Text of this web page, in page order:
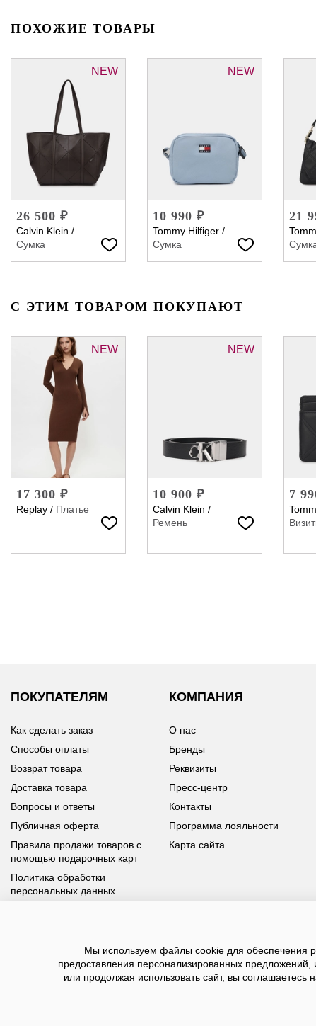
ПОХОЖИЕ ТОВАРЫ
NEW
26 500 ₽
Calvin Klein /
Сумка
NEW
10 990 ₽
Tommy Hilfiger /
Сумка
21
С ЭТИМ ТОВАРОМ ПОКУПАЮТ
NEW
17 300 ₽
Replay / Платье
NEW
10 900 ₽
Calvin Klein /
Ремень
7
ПОКУПАТЕЛЯМ
Как сделать заказ
Способы оплаты
Возврат товара
Доставка товара
Вопросы и ответы
Публичная оферта
Правила продажи товаров с
помощью подарочных карт
Политика обработки
персональных данных
КОМПАНИЯ
О нас
Бренды
Реквизиты
Пресс-центр
Контакты
Программа лояльности
Карта сайта
У вас возникли вопросы?
Позвоните нам по телефону8 800 100 93 39или заполните
форму, мы обязательно с вами свяжемся
2026 ©BNSGroup — интернет-магазин
Мы используем файлы cookie для обеспечения
предоставления персонализированных
или продолжая использовать сайт, вы соглашаетесь